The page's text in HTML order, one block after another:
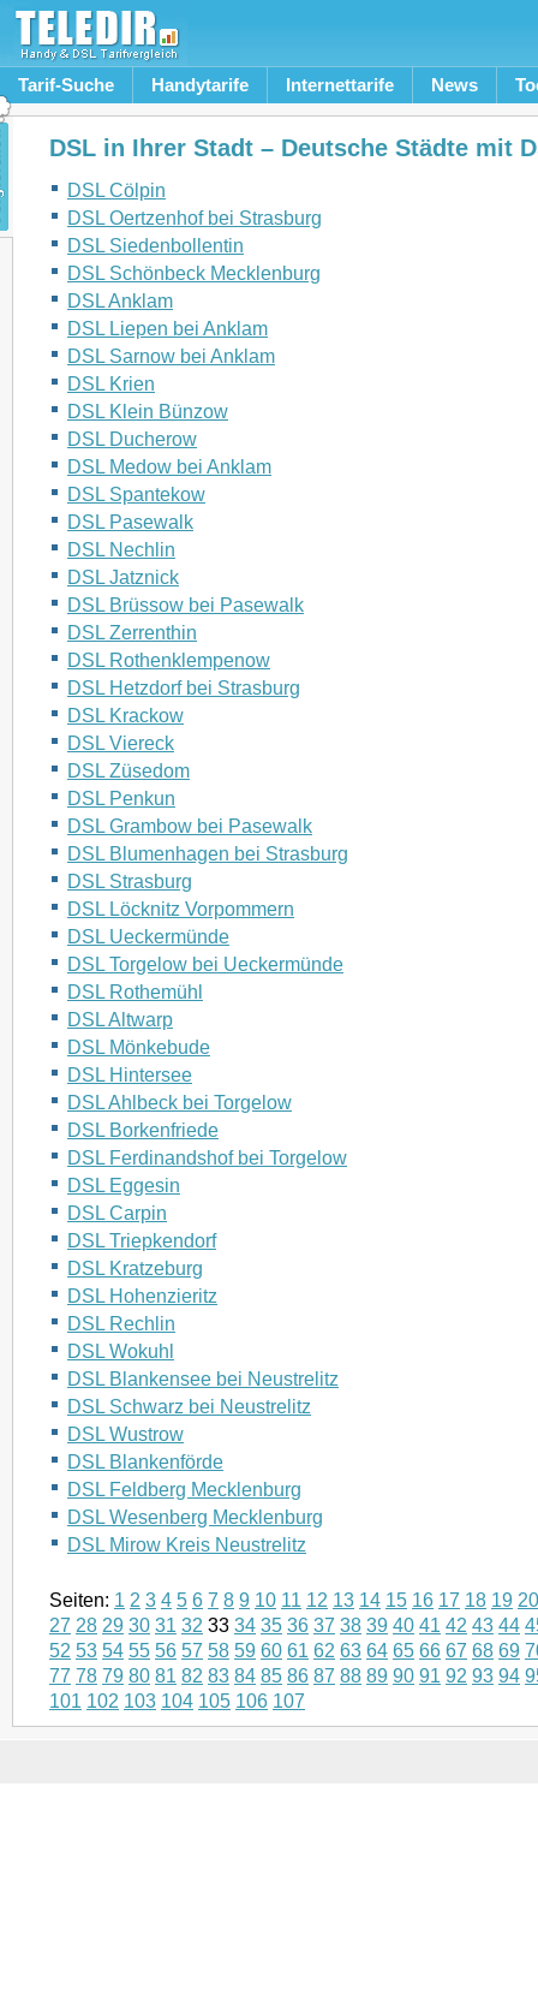
Tarif-Suche Handytarife Internettarife News
DSL in Ihrer Stadt – Deutsche Städte mit
DSL Cölpin
DSL Oertzenhof bei Strasburg
DSL Siedenbollentin
DSL Schönbeck Mecklenburg
DSL Anklam
DSL Liepen bei Anklam
DSL Sarnow bei Anklam
DSL Krien
DSL Klein Bünzow
DSL Ducherow
DSL Medow bei Anklam
DSL Spantekow
DSL Pasewalk
DSL Nechlin
DSL Jatznick
DSL Brüssow bei Pasewalk
DSL Zerrenthin
DSL Rothenklempenow
DSL Hetzdorf bei Strasburg
DSL Krackow
DSL Viereck
DSL Züsedom
DSL Penkun
DSL Grambow bei Pasewalk
DSL Blumenhagen bei Strasburg
DSL Strasburg
DSL Löcknitz Vorpommern
DSL Ueckermünde
DSL Torgelow bei Ueckermünde
DSL Rothemühl
DSL Altwarp
DSL Mönkebude
DSL Hintersee
DSL Ahlbeck bei Torgelow
DSL Borkenfriede
DSL Ferdinandshof bei Torgelow
DSL Eggesin
DSL Carpin
DSL Triepkendorf
DSL Kratzeburg
DSL Hohenzieritz
DSL Rechlin
DSL Wokuhl
DSL Blankensee bei Neustrelitz
DSL Schwarz bei Neustrelitz
DSL Wustrow
DSL Blankenförde
DSL Feldberg Mecklenburg
DSL Wesenberg Mecklenburg
DSL Mirow Kreis Neustrelitz
Seiten: 1 2 3 4 5 6 7 8 9 10 11 12 13 14 15 16 17 18 19 20
27 28 29 30 31 32 33 34 35 36 37 38 39 40 41 42 43 44
52 53 54 55 56 57 58 59 60 61 62 63 64 65 66 67 68 69
77 78 79 80 81 82 83 84 85 86 87 88 89 90 91 92 93 94
101 102 103 104 105 106 107